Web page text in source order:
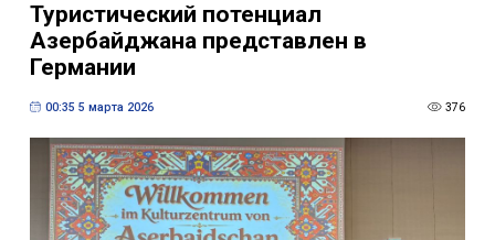
Туристический потенциал
Азербайджана представлен в
Германии
00:35 5 марта 2026 376